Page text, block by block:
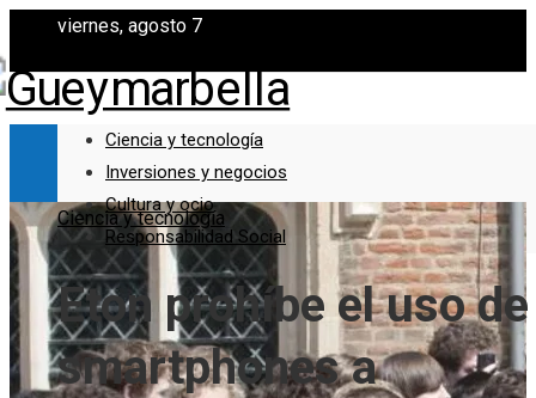
viernes, agosto 7
Ciencia y tecnología
Inversiones y negocios
Cultura y ocio
Responsabilidad Social
Ciencia y tecnología
Eton prohíbe el uso de
smartphones a